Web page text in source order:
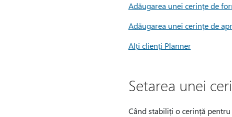
Adăugarea unei cerințe de
Adăugarea unei cerințe de
Alți clienți Planner
Setarea unei
Când stabiliți o cerință